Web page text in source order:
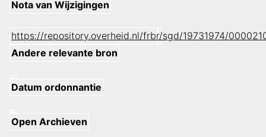
Nota van Wijzigingen
https://repository.overheid.nl/frbr/sgd/19731974/
Andere relevante bron
Datum ordonnantie
Open Archieven